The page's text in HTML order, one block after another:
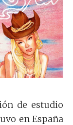
de estudio
en España